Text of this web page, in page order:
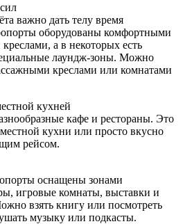
важно дать телу время
оборудованы комфортными
а в некоторых есть
лаундж-зоны. Можно
креслами или комнатами
кухней
кафе и рестораны. Это
кухни или просто вкусно
рейсом.
оснащены зонами
игровые комнаты, выставки и
взять книгу или посмотреть
музыку или подкасты.